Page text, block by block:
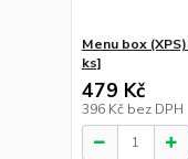
Menu box
ks]
479 Kč
396 Kč bez DPH